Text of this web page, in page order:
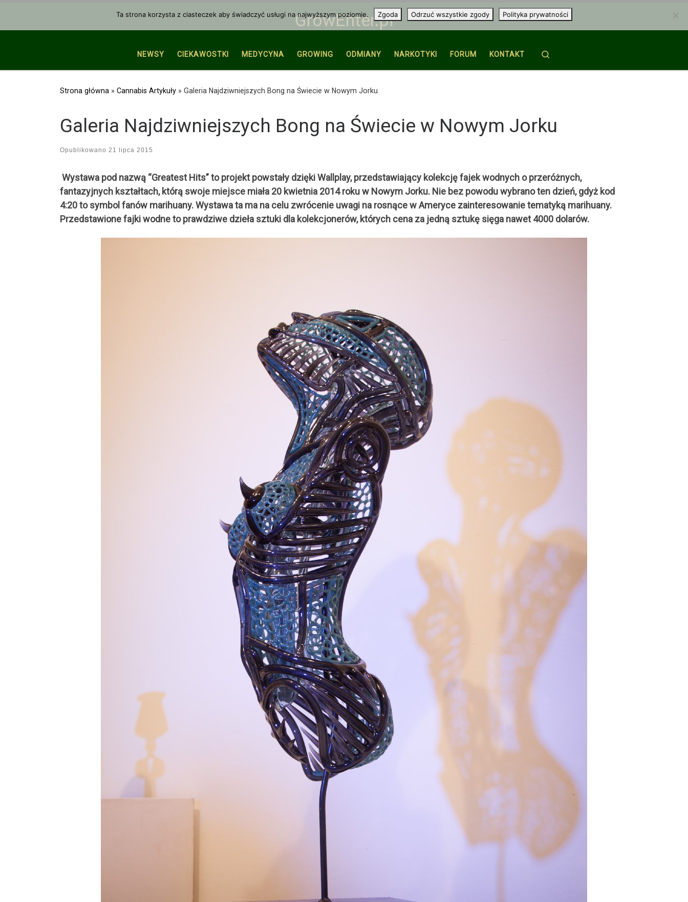
GrowEnter.pl
NEWSY CIEKAWOSTKI MEDYCYNA GROWING ODMIANY NARKOTYKI FORUM KONTAKT
Strona główna » Cannabis Artykuły » Galeria Najdziwniejszych Bong na Świecie w Nowym Jorku
Galeria Najdziwniejszych Bong na Świecie w Nowym Jorku
Opublikowano 21 lipca 2015
Wystawa pod nazwą “Greatest Hits” to projekt powstały dzięki Wallplay, przedstawiający kolekcję fajek wodnych o przeróżnych,
fantazyjnych kształtach, którą swoje miejsce miała 20 kwietnia 2014 roku w Nowym Jorku. Nie bez powodu wybrano ten dzień, gdyż kod
4:20 to symbol fanów marihuany. Wystawa ta ma na celu zwrócenie uwagi na rosnące w Ameryce zainteresowanie tematyką marihuany.
Przedstawione fajki wodne to prawdziwe dzieła sztuki dla kolekcjonerów, których cena za jedną sztukę sięga nawet 4000 dolarów.
Ta strona korzysta z ciasteczek aby świadczyć usługi na najwyższym poziomie. Zgoda Odrzuć wszystkie zgody Polityka prywatności